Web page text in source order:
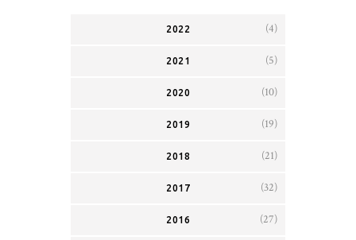
2022 (4)
2021 (5)
2020 (10)
2019 (19)
2018 (21)
2017 (32)
2016 (27)